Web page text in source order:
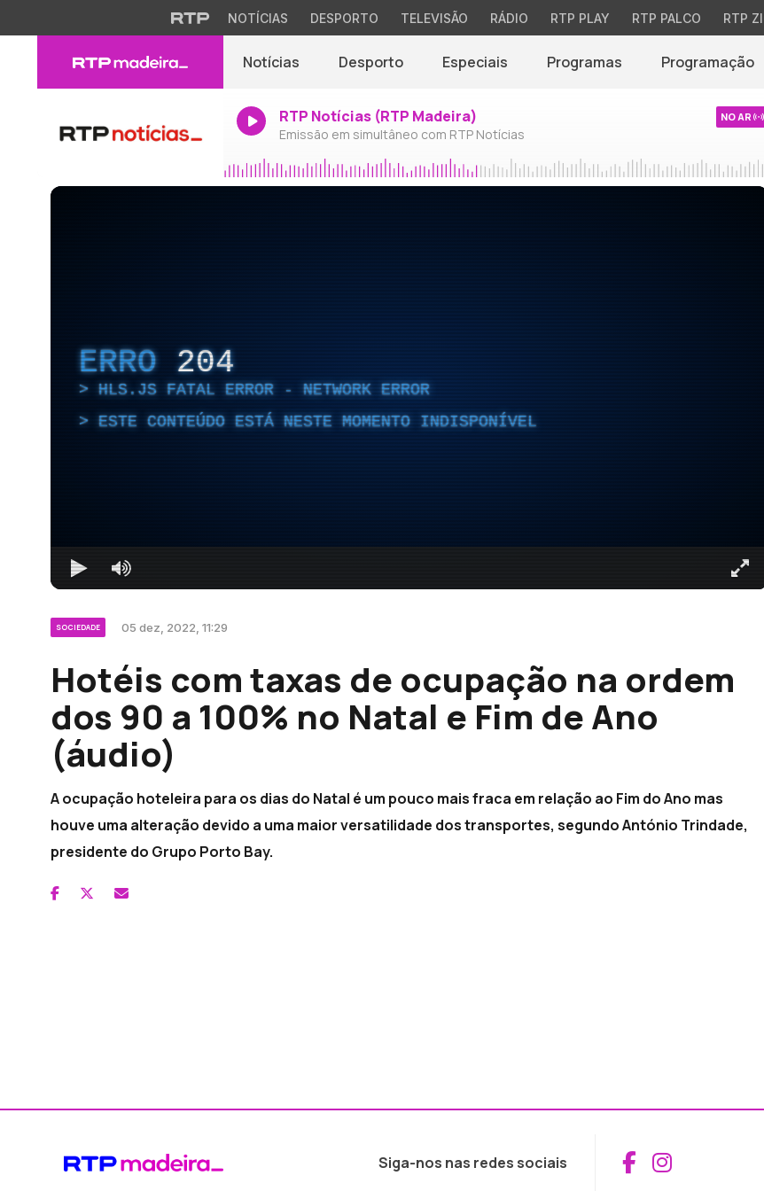
NOTÍCIAS DESPORTO TELEVISÃO RÁDIO RTP PLAY RTP PALCO RTP
Notícias Desporto Especiais Programas Programação
RTP Notícias (RTP Madeira)
Emissão em simultâneo com RTP Notícias
NO AR
ERRO 204
HLS.JS FATAL ERROR - NETWORK ERROR
ESTE CONTEÚDO ESTÁ NESTE MOMENTO INDISPONÍVEL
SOCIEDADE 05 dez, 2022, 11:29
Hotéis com taxas de ocupação na ordem
dos 90 a 100% no Natal e Fim de Ano
(áudio)
A ocupação hoteleira para os dias do Natal é um pouco mais fraca em relação ao Fim do Ano mas
houve uma alteração devido a uma maior versatilidade dos transportes, segundo António Trindade,
presidente do Grupo Porto Bay.
Siga-nos nas redes sociais Aceder ao
Aceder